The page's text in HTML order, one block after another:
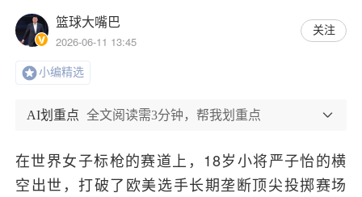
篮球大嘴巴
2026-06-11 13:45
关注
小编精选
AI划重点 全文阅读需3分钟，帮我划重点
在世界女子标枪的赛道上，18岁小将严子怡的横
空出世，打破了欧美选手长期垄断顶尖投掷赛场